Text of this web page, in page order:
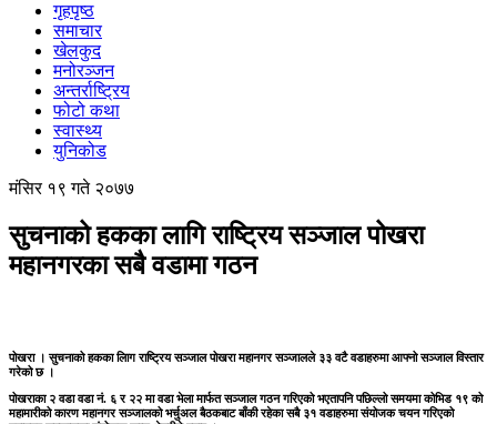
गृहपृष्ठ
समाचार
खेलकुद
मनोरञ्जन
अन्तर्राष्ट्रिय
फोटो कथा
स्वास्थ्य
युनिकोड
मंसिर १९ गते २०७७
सुचनाको हकका लागि राष्ट्रिय सञ्जाल पोखरा
महानगरका सबै वडामा गठन
पोखरा । सुचनाको हकका लािग राष्ट्रिय सञ्जाल पोखरा महानगर सञ्जालले ३३ वटै वडाहरुमा आफ्नो सञ्जाल विस्तार
गरेको छ ।
पोखराका २ वडा वडा नं. ६ र २२ मा वडा भेला मार्फत सञ्जाल गठन गरिएको भएतापनि पछिल्लो समयमा कोभिड १९ को
महामारीको कारण महानगर सञ्जालको भर्चुअल बैठकबाट बाँकी रहेका सबै ३१ वडाहरुमा संयोजक चयन गरिएको